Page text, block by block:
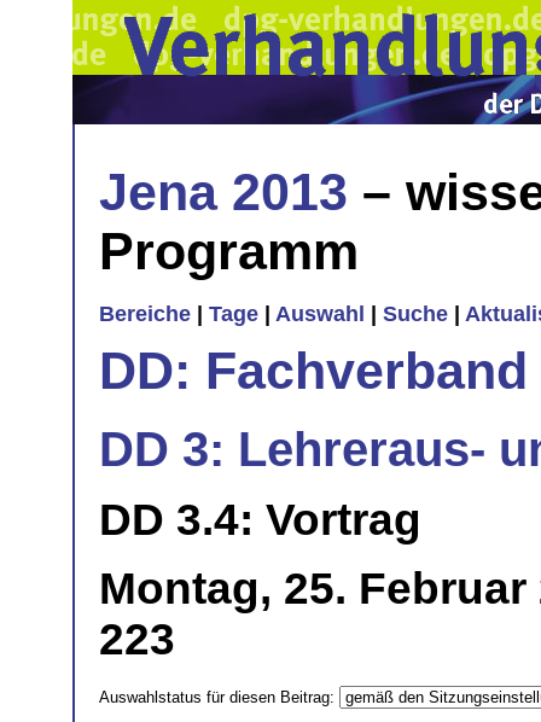
Jena 2013 –
Programm
Bereiche Tage Auswahl Suche
DD:
DD 3: Lehreraus-
DD 3.4: Vortrag
Montag, 25. Februar
223
Auswahlstatus für diesen Beitrag: